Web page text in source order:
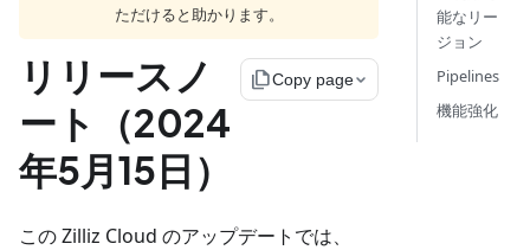
ただけると助かります。
リリースノ
ート（2024
年5月15日）
file_copyCopy page
この Zilliz Cloud のアップデートでは、
能なリー
ジョン
Pipelines
機能強化